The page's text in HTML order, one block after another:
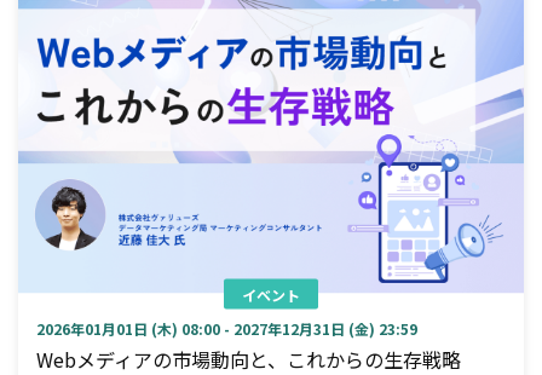
イベント
2026年01月01日 (木) 08:00 - 2027年12月31日 (金) 23:59
Webメディアの市場動向と、これからの生存戦略